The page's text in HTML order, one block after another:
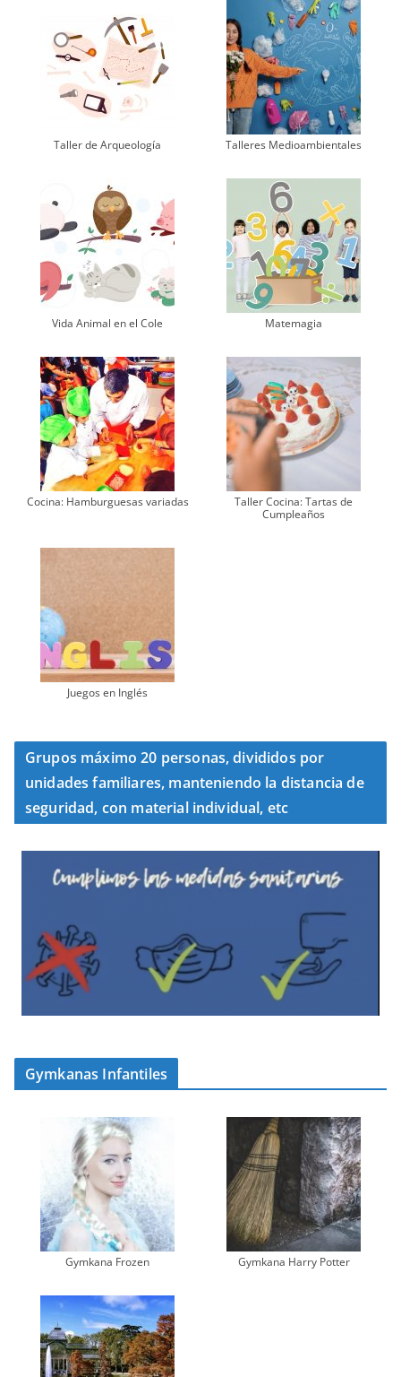
Taller de Arqueología Talleres Medioambientales
Vida Animal en el Cole Matemagia
Cocina: Hamburguesas variadas
Taller Cocina: Tartas de
Cumpleaños
Juegos en Inglés
Grupos máximo 20 personas, divididos por
unidades familiares, manteniendo la distancia de
seguridad, con material individual, etc
Gymkanas Infantiles
Gymkana Frozen Gymkana Harry Potter